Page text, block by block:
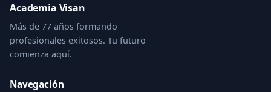
Academia Visan
Más de 77 años formando
profesionales exitosos. Tu futuro
comienza aquí.
Navegación